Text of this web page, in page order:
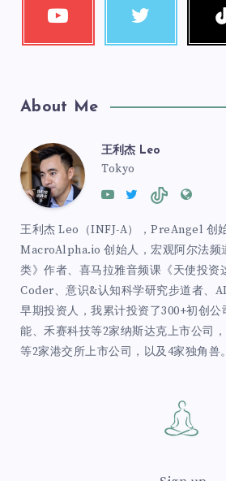
About Me
王利杰 Leo
Tokyo
王利杰 Leo（INFJ-A），PreAngel 创
MacroAlpha.io 创始人，宏观阿尔法频
类》作者、喜马拉雅音频课《天使投资
Coder、意识&认知科学研究步道者、
早期投资人，我累计投资了300+初创
能、禾赛科技等2家纳斯达克上市公司
等2家港交所上市公司，以及4家独角兽。